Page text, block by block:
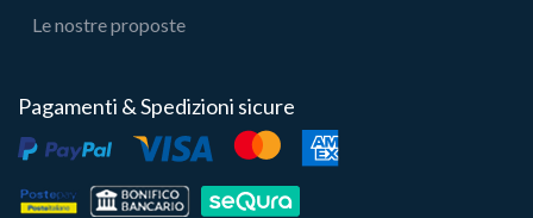
Le nostre proposte
Pagamenti & Spedizioni sicure